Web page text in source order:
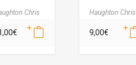
Chris
€
Haughton Chris
9,00€